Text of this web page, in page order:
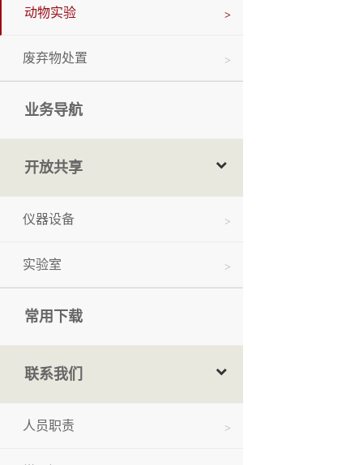
动物实验
废弃物处置
业务导航
开放共享
仪器设备
实验室
常用下载
联系我们
人员职责